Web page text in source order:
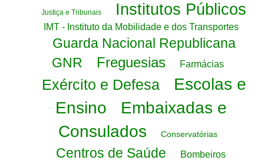
Justiça e Tribunais Institutos Públicos
IMT - Instituto da Mobilidade e dos Transportes
Guarda Nacional Republicana
GNR
Freguesias Farmácias
Exército e Defesa
Escolas e
Ensino
Embaixadas e
Consulados
Conservatórias
Centros de Saúde Bombeiros